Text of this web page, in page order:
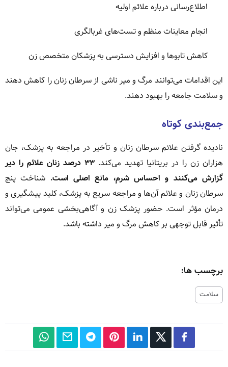
اطلاع‌رسانی درباره علائم اولیه
انجام معاینات منظم و تست‌های غربالگری
کاهش تابوها و افزایش دسترسی به پزشکان متخصص زن
این اقدامات می‌توانند مرگ و میر ناشی از سرطان زنان را کاهش دهند
و سلامت جامعه را بهبود دهند.
جمع‌بندی کوتاه
نادیده گرفتن علائم سرطان زنان و تأخیر در مراجعه به پزشک، جان
هزاران زن را در بریتانیا تهدید می‌کند.
۳۳ درصد زنان علائم را دیر
گزارش می‌کنند و احساس شرم، مانع اصلی است. شناخت پنج
سرطان زنان و علائم آن‌ها و مراجعه سریع به پزشک، کلید پیشگیری و
درمان مؤثر است. حضور پزشک زن و آگاهی‌بخشی عمومی می‌تواند
تأثیر قابل توجهی بر کاهش مرگ و میر داشته باشد.
برچسب ها:
سلامت